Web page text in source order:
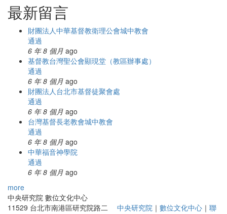
最新留言
財團法人中華基督教衛理公會城中教會
通過
6 年 8 個月 ago
基督教台灣聖公會顯現堂（教區辦事處）
通過
6 年 8 個月 ago
財團法人台北市基督徒聚會處
通過
6 年 8 個月 ago
台灣基督長老教會城中教會
通過
6 年 8 個月 ago
中華福音神學院
通過
6 年 8 個月 ago
more
中央研究院 數位文化中心
11529 台北市南港區研究院路二
中央研究院 ｜ 數位文化中心｜ 聯